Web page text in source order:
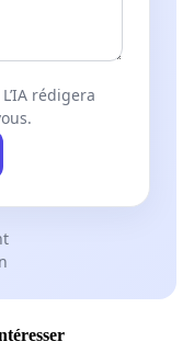
rédigera